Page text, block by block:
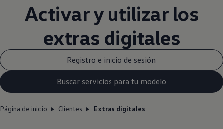
Activar y utilizar los
extras digitales
Registro e inicio de sesión
Buscar servicios para tu modelo
Página de inicio Clientes Extras digitales